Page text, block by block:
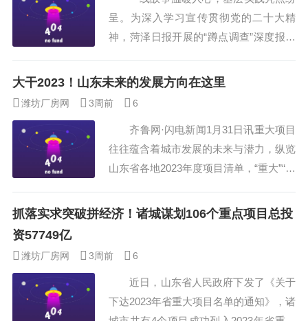
个，...
呈。为深入学习宣传贯彻党的二十大精
神，菏泽日报开展的“蹲点调查”深度报道
各县区、进机关、进企事业单位、进各类
党的二十大精神武装头脑、指导实践、推
动工作的新思路、新举措、新成效，展现
菏泽干部群众扎根基层一线、积极履职尽
责的生动实践，展示菏泽各级开...
大干2023！山东未来的发展方向在这里
潍坊厂房网 3周前 6
齐鲁网·闪电新闻1月31日讯重大项目
往往蕴含着城市发展的未来与潜力，纵览
山东省各地2023年度项目清单，“重大”“创
量高、市场前景好、带动能力强的大项
建设、产业发展，是一个地方经济实力强
不强、发展潜力大不大的重要标志，是经
济社会发展的...
抓落实求突破拼经济！诸城谋划106个重点项目总投
资57749亿
潍坊厂房网 3周前 6
近日，山东省人民政府下发了《关于
下达2023年省重大项目名单的通知》，诸